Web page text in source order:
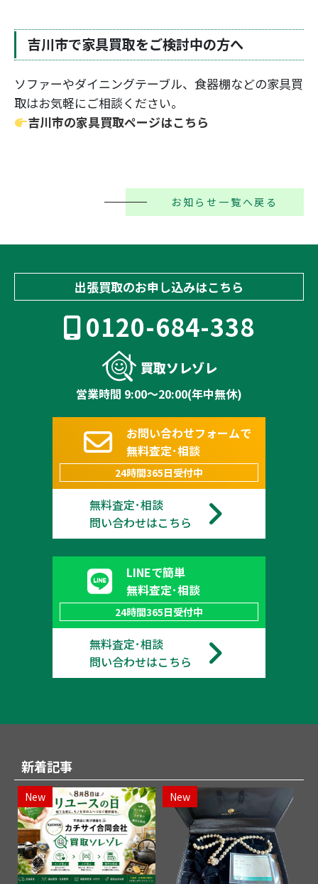
吉川市で家具買取をご検討中の方へ
ソファーやダイニングテーブル、食器棚などの家具買
取はお気軽にご相談ください。
吉川市の家具買取ページはこちら
お知らせ一覧へ戻る
出張買取のお申し込みはこちら
0120-684-338
買取ソレゾレ
営業時間 9:00～20:00(年中無休)
お問い合わせフォームで
無料査定･相談
24時間365日受付中
無料査定･相談
問い合わせはこちら
LINEで簡単
無料査定･相談
24時間365日受付中
無料査定･相談
問い合わせはこちら
新着記事
New New